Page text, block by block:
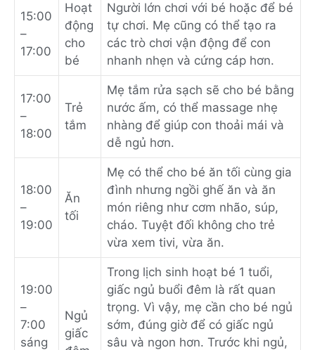
15:00
–
17:00
Hoạt
động
cho
bé
Người lớn chơi với bé hoặc để bé
tự chơi. Mẹ cũng có thể tạo ra
các trò chơi vận động để con
nhanh nhẹn và cứng cáp hơn.
17:00
–
18:00
Trẻ
tắm
Mẹ tắm rửa sạch sẽ cho bé bằng
nước ấm, có thể massage nhẹ
nhàng để giúp con thoải mái và
dễ ngủ hơn.
18:00
–
19:00
Ăn
tối
Mẹ có thể cho bé ăn tối cùng gia
đình nhưng ngồi ghế ăn và ăn
món riêng như cơm nhão, súp,
cháo. Tuyệt đối không cho trẻ
vừa xem tivi, vừa ăn.
19:00
–
7:00
sáng
Ngủ
giấc
Trong lịch sinh hoạt bé 1 tuổi,
giấc ngủ buổi đêm là rất quan
trọng. Vì vậy, mẹ cần cho bé ngủ
sớm, đúng giờ để có giấc ngủ
sâu và ngon hơn. Trước khi ngủ,